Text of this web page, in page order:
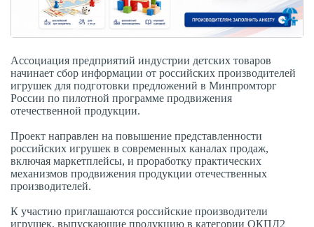
243 0
Ассоциация предприятий индустрии детских товаров
начинает сбор информации от российских производителей
игрушек для подготовки предложений в Минпромторг
России по пилотной программе продвижения
отечественной продукции.
Проект направлен на повышение представленности
российских игрушек в современных каналах продаж,
включая маркетплейсы, и проработку практических
механизмов продвижения продукции отечественных
производителей.
К участию приглашаются российские производители
игрушек, выпускающие продукцию в категории ОКПД2